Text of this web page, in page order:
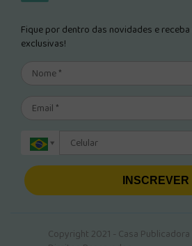
Fique por dentro das novidades e
exclusivas!
INSCREVER
Copyright 2021 - Casa